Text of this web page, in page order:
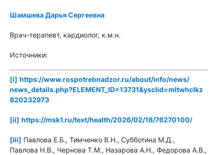
Шамшева Дарья Сергеевна
Врач-терапевт, кардиолог, к.м.н.
Источники:
[i] https://www.rospotrebnadzor.ru/about/info/news/
news_ details.php?ELEMENT_ ID=13731&ysclid=mltwhclkz
820232973
[ii] https://msk1.ru/text/health/2026/02/18/76270100/
[iii] Павлова Е.Б., Тимченко В.Н., Субботина М.Д.,
Павлова Н.В., Чернова Т.М., Назарова А.Н., Федорова А.В.,